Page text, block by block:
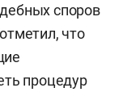
споров
что
процедур